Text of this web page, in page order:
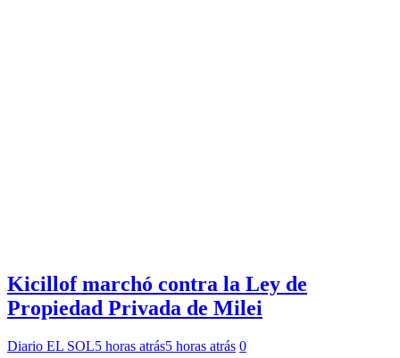
Kicillof marchó contra la Ley de
Propiedad Privada de Milei
Diario EL SOL5 horas atrás5 horas atrás 0